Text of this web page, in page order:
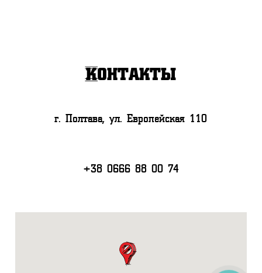
Контакты
г. Полтава, ул. Европейская 110
+38 0666 88 00 74